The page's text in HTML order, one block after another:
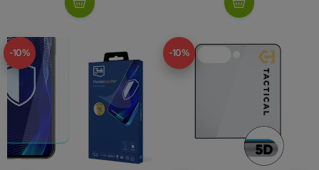
-10% -10%